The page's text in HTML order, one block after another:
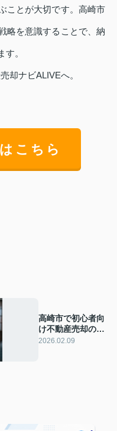
ことが大切です。高崎市
略を意識することで、納
。
却ナビALIVEへ。
こちら
高崎市で初心者向
け不動産売却の注
意点は？安心して
2026.02.09